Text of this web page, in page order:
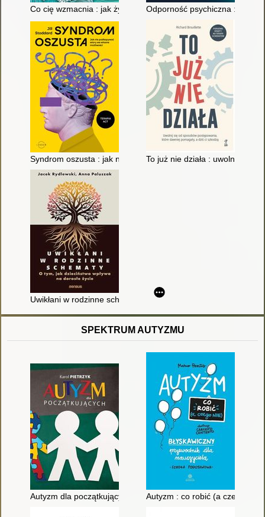
Co cię wzmacnia : jak żyć pełnią życia w obliczu zmian i
Odporność psychiczna :
Syndrom oszusta : jak nie podkopywać wiary we własne
To już nie działa : uwolnij się
Uwikłani w rodzinne schematy : o tym, jak dzieciństwo wpływa
SPEKTRUM AUTYZMU
Autyzm dla początkujących Autyzm : co robić (a czego nie)